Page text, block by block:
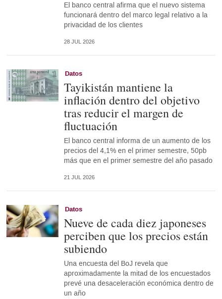
El banco central afirma que el nuevo sistema
funcionará dentro del marco legal relativo a la
privacidad de los clientes
28 JUL 2026
Datos
Tayikistán mantiene la
inflación dentro del objetivo
tras reducir el margen de
fluctuación
El banco central informa de un aumento de los
precios del 4,1% en el primer semestre, 50pb
más que en el primer semestre del año pasado
21 JUL 2026
Datos
Nueve de cada diez japoneses
perciben que los precios están
subiendo
Una encuesta del BoJ revela que
aproximadamente la mitad de los encuestados
prevé una desaceleración económica dentro de
un año